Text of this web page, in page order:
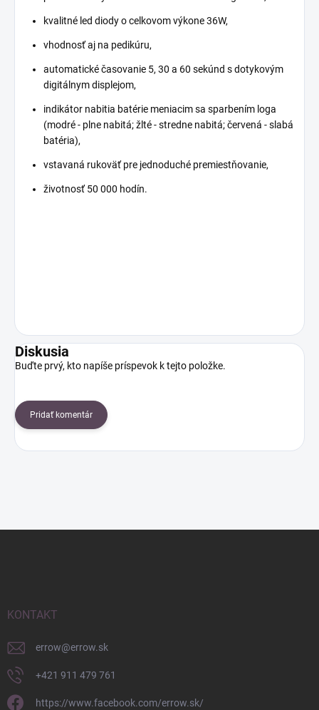
kvalitné led diody o celkovom výkone 36W,
vhodnosť aj na pedikúru,
automatické časovanie 5, 30 a 60 sekúnd s dotykovým
digitálnym displejom,
indikátor nabitia batérie meniacim sa sparbením loga
(modré - plne nabitá; žlté - stredne nabitá; červená - slabá
batéria),
vstavaná rukoväť pre jednoduché premiestňovanie,
životnosť 50 000 hodín.
Diskusia
Buďte prvý, kto napíše príspevok k tejto položke.
Pridať komentár
KONTAKT
errow@errow.sk
+421 911 479 761
https://www.facebook.com/errow.sk/